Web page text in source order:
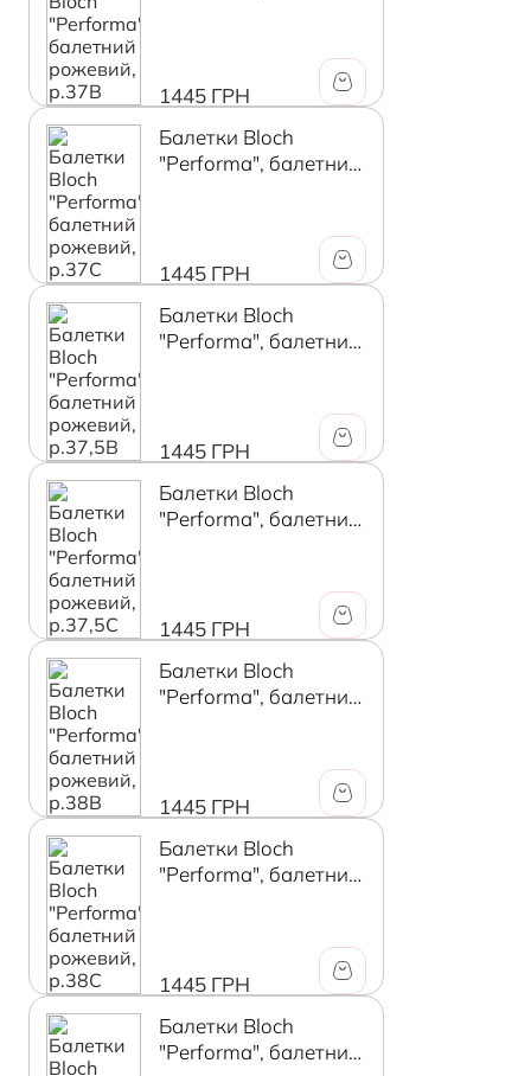
1445 ГРН
Балетки Bloch
"Performa", балетний
1445 ГРН
Балетки Bloch
"Performa", балетний
1445 ГРН
Балетки Bloch
"Performa", балетний
1445 ГРН
Балетки Bloch
"Performa", балетний
1445 ГРН
Балетки Bloch
"Performa", балетний
1445 ГРН
Балетки Bloch
"Performa", балетний